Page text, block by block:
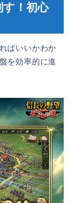
す！初心
ばいいかわか
を効率的に進